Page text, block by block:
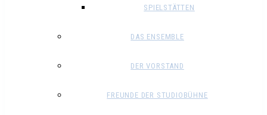
SPIELSTÄTTEN
DAS ENSEMBLE
DER VORSTAND
FREUNDE DER STUDIOBÜHNE